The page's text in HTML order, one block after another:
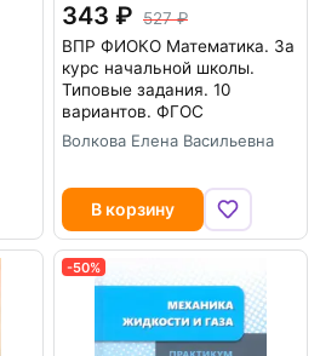
343
527
ВПР ФИОКО Математика. За
курс начальной школы.
Типовые задания. 10
вариантов. ФГОС
Волкова Елена Васильевна
В корзину
-50%